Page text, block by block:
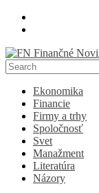
Skip
FN
Finančné
Noviny
Denník
ekonomike
spoločnosti
Ekonomika
Financie
Firmy a trhy
Spoločnosť
Svet
Manažment
Literatúra
Názory